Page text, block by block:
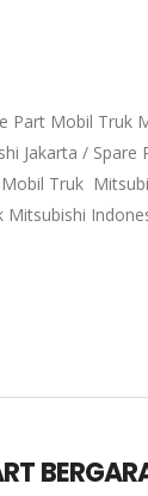
Part Mobil Truk
Jakarta /
Truk